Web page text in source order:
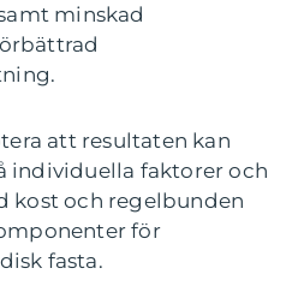
minskad
att resultaten kan
individuella faktorer och
kost och regelbunden
för
fasta.